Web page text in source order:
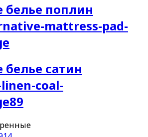
белье поплин
белье сатин